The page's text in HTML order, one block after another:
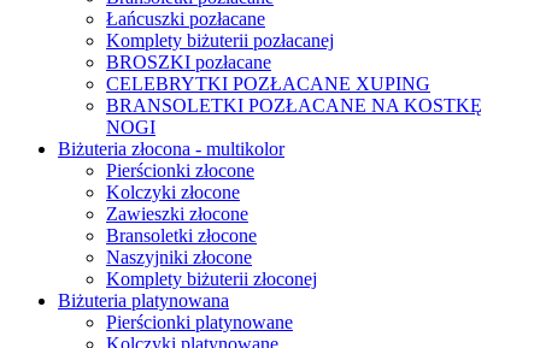
Łańcuszki pozłacane
Komplety biżuterii pozłacanej
BROSZKI pozłacane
CELEBRYTKI POZŁACANE XUPING
BRANSOLETKI POZŁACANE NA KOSTKĘ
NOGI
Biżuteria złocona - multikolor
Pierścionki złocone
Kolczyki złocone
Zawieszki złocone
Bransoletki złocone
Naszyjniki złocone
Komplety biżuterii złoconej
Biżuteria platynowana
Pierścionki platynowane
Kolczyki platynowane